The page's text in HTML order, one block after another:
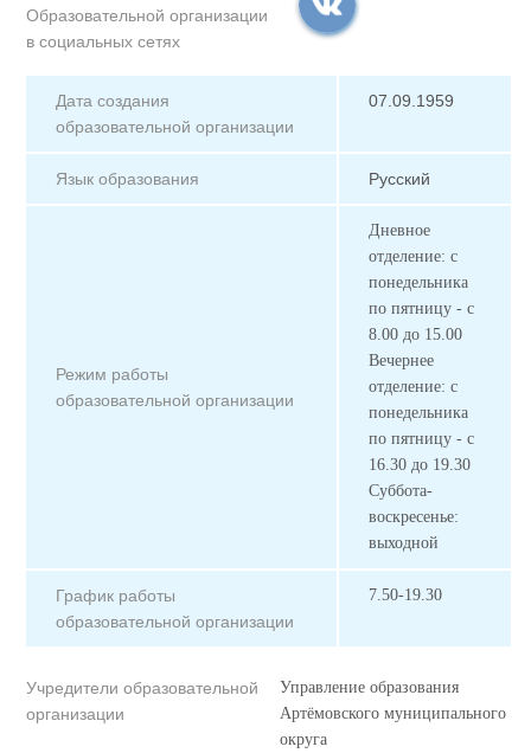
Образовательной организации
в социальных сетях
Дата создания
образовательной организации
07.09.1959
Язык образования Русский
Режим работы
образовательной организации
Дневное
отделение: с
понедельника
по пятницу - с
8.00 до 15.00
Вечернее
отделение: с
понедельника
по пятницу - с
16.30 до 19.30
Суббота-
воскресенье:
выходной
График работы
образовательной организации
7.50-19.30
Учредители образовательной
организации
Управление образования
Артёмовского муниципального
округа